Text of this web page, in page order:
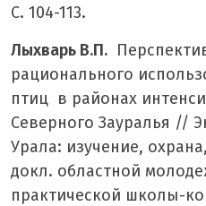
С. 104-113.
Лыхварь В.П.
рационального
птиц в районах
Северного Зауралья //
Урала: изучение,
докл. областной
практической школы-